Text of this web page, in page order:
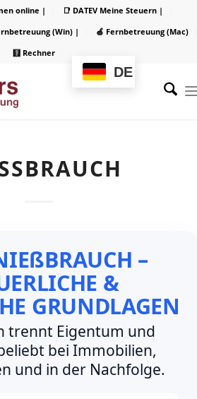
online |
📑 DATEV Meine Steuern |
(Win) |
🍏 Fernbetreuung (Mac)
🧮 Rechner
DE
–
&
GRUNDLAGEN
trennt Eigentum und
bei Immobilien,
und in der Nachfolge.